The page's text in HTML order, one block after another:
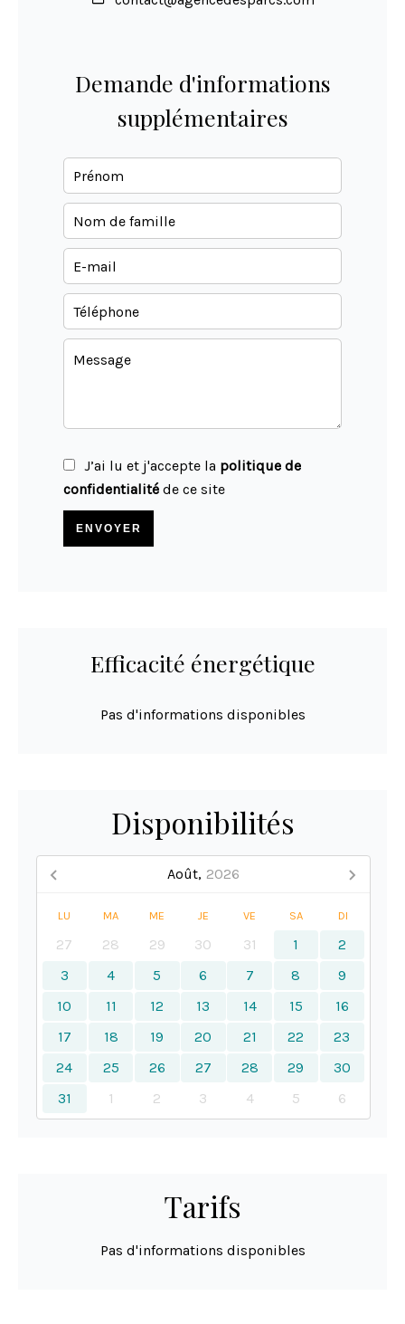
Demande d'informations
supplémentaires
J’ai lu et j'accepte la politique de
confidentialité de ce site
ENVOYER
Efficacité énergétique
Pas d'informations disponibles
Disponibilités
Août, 2026
LU MA ME JE VE SA DI
27 28 29 30 31 1
2
3
4 5 6 7 8
9
10
11 12 13 14 15
16
17
18 19 20 21 22
23
24
25 26 27 28 29
30
31
1 2 3 4 5 6
Tarifs
Pas d'informations disponibles